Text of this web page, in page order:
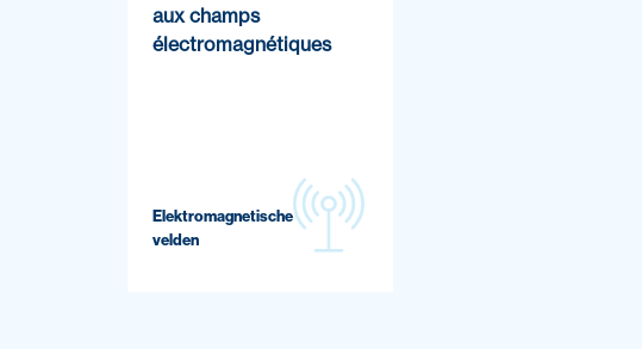
aux champs
électromagnétiques
Elektromagnetische
velden